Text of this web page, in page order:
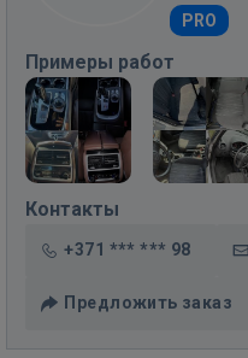
PRO
Примеры работ
Контакты
+371 *** *** 98
Предложить заказ